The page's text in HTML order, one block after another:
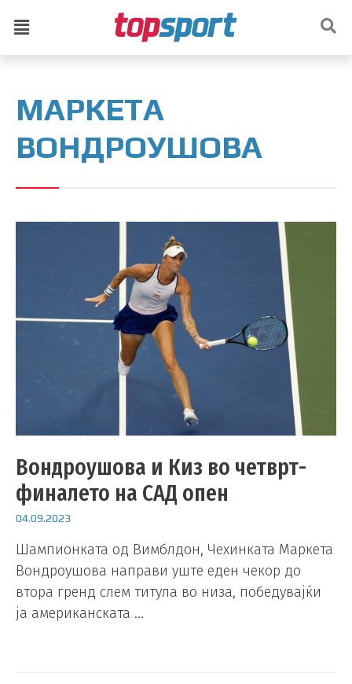
МАРКЕТА
ВОНДРОУШОВА
Вондроушова и Киз во четврт-
финалето на САД опен
04.09.2023
Шампионката од Вимблдон, Чехинката Маркета
Вондроушова направи уште еден чекор до
втора гренд слем титула во низа, победувајќи
ја американската …